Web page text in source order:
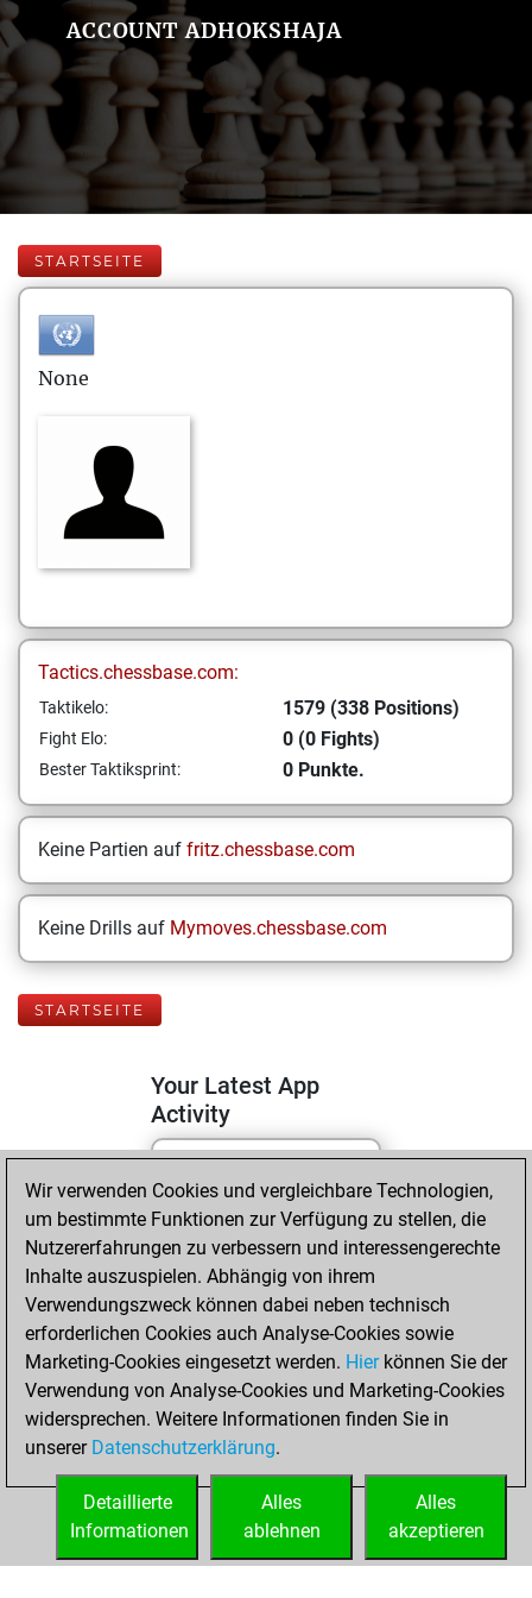
ACCOUNT ADHOKSHAJA
STARTSEITE
None
Tactics.chessbase.com:
Taktikelo: 1579 (338 Positions)
Fight Elo: 0 (0 Fights)
Bester Taktiksprint: 0 Punkte.
Keine Partien auf fritz.chessbase.com
Keine Drills auf Mymoves.chessbase.com
STARTSEITE
Your Latest App
Activity
Samstag, April 25,
2026
You totalled
338 tactics positions
Tactics
You
solved 98 tactics
positions
You achieved
tactics positions
Wir verwenden Cookies und vergleichbare Technologien,
um bestimmte Funktionen zur Verfügung zu stellen, die
Nutzererfahrungen zu verbessern und interessengerechte
Inhalte auszuspielen. Abhängig von ihrem
Verwendungszweck können dabei neben technisch
erforderlichen Cookies auch Analyse-Cookies sowie
Marketing-Cookies eingesetzt werden. Hierkönnen Sie der
Verwendung von Analyse-Cookies und Marketing-Cookies
widersprechen. Weitere Informationen finden Sie in
unserer Datenschutzerklärung.
Alles
akzeptieren
Alles
ablehnen
Detaillierte
Informationen